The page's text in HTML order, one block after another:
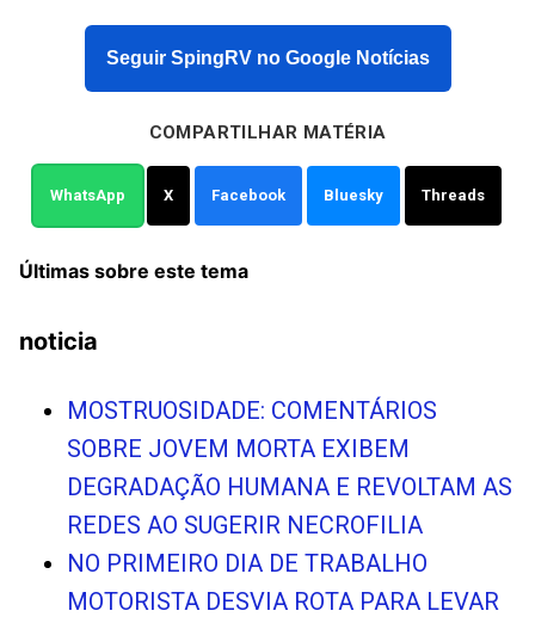
Seguir SpingRV no Google Notícias
COMPARTILHAR MATÉRIA
WhatsApp X Facebook Bluesky Threads
Últimas sobre este tema
noticia
MOSTRUOSIDADE: COMENTÁRIOS
SOBRE JOVEM MORTA EXIBEM
DEGRADAÇÃO HUMANA E REVOLTAM AS
REDES AO SUGERIR NECROFILIA
NO PRIMEIRO DIA DE TRABALHO
MOTORISTA DESVIA ROTA PARA LEVAR